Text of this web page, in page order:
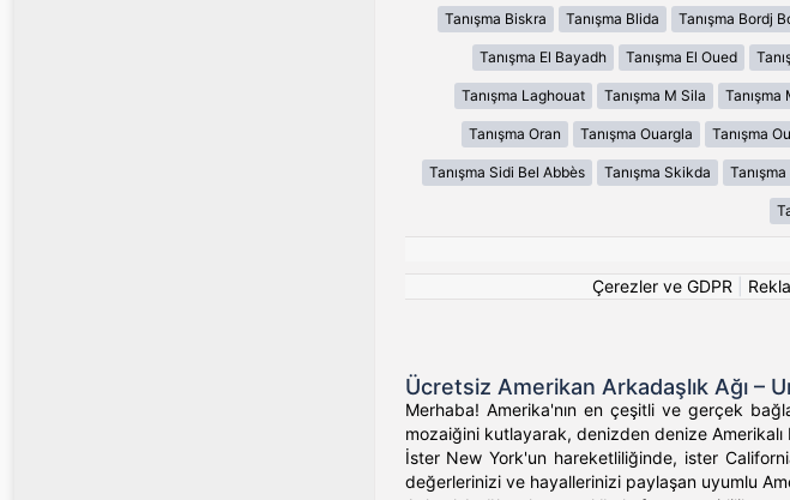
Tanışma Biskra Tanışma Blida Tanışma Bordj
Tanışma El Bayadh Tanışma El Oued
Tanışma Laghouat Tanışma M Sila Tanışma
Tanışma Oran Tanışma Ouargla Tanışma
Tanışma Sidi Bel Abbès Tanışma Skikda
Çerezler ve GDPR
Ücretsiz Amerikan Arkadaşlık Ağı –
Merhaba! Amerika'nın en çeşitli ve gerçek
mozaiğini kutlayarak, denizden denize Amerikalı
İster New York'un hareketliliğinde, ister
değerlerinizi ve hayallerinizi paylaşan uyumlu